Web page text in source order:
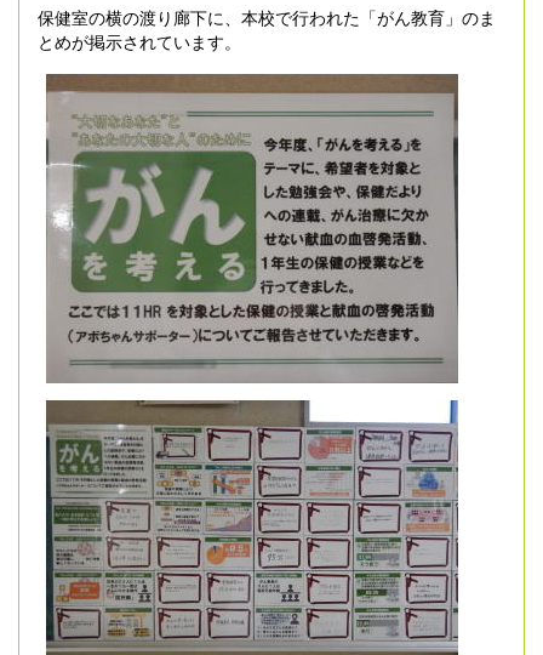
保健室の横の渡り廊下に、本校で行われた「がん教育」のま
とめが掲示されています。